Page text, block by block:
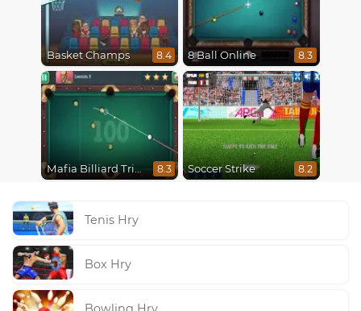
Basket Champs 8.4 8 Ball Online 8.3
Mafia Billiard Tricks 8.3 Soccer Strike 8.2
Tenis Hry
Box Hry